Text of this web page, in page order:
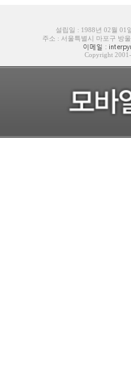
설립일 : 1988년 02월
주소 : 서울특별시 마포구 방
이메일 :
Copyright